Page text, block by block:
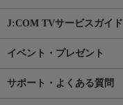
J:COM TVサービスガイド
イベント・プレゼント
サポート・よくある質問